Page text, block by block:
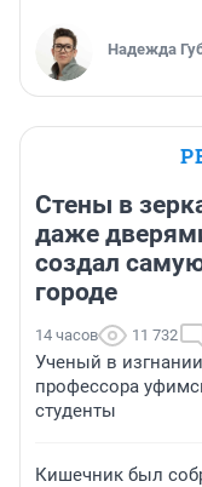
Надежда
Стены в
даже
создал
городе
14 часов 11 732
Ученый в
профессора
студенты
Кишечник был